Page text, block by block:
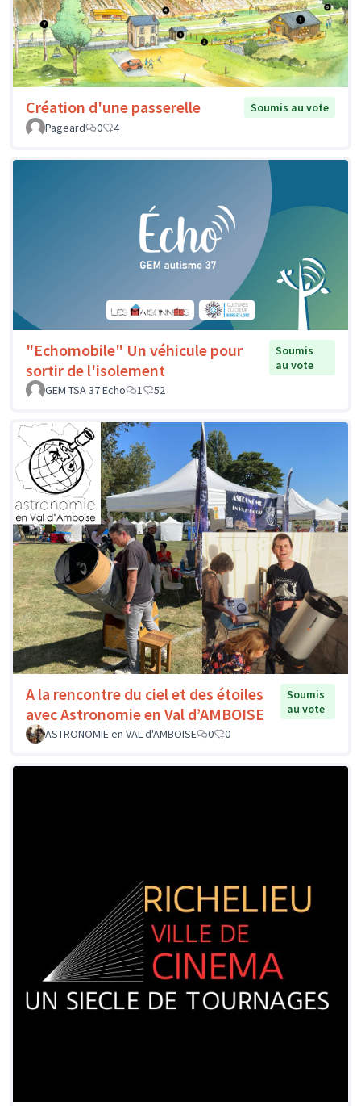
Création d'une passerelle
Soumis au vote
Pageard
0 4
"Echomobile" Un véhicule pour
sortir de l'isolement
Soumis
au vote
GEM TSA 37 Echo
1 52
A la rencontre du ciel et des étoiles
avec Astronomie en Val d’AMBOISE
Soumis
au vote
ASTRONOMIE en VAL d'AMBOISE
0 0